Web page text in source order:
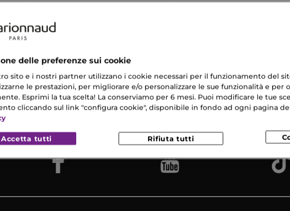
Absolu Intense
Consegna Gratuita
da 35€​ in 24/48H
Campioni
Omaggio
Reso
Gratuito
delle preferenze sui cookie
sito e i nostri partner utilizzano i cookie necessari per il funzionamento del
le prestazioni, per migliorare e/o personalizzare le sue funzionalità e per
Esprimi la tua scelta! La conserviamo per 6 mesi. Puoi modificare le tue
cliccando sul link "configura cookie", disponibile in fondo ad ogni pagina
Rifiuta tutti
Accetta tutti